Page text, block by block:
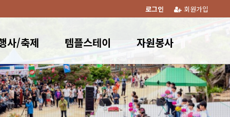
회원가입
로그인
사/축제 템플스테이 자원봉사